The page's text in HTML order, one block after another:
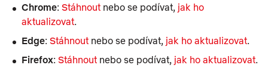
Chrome: Stáhnout nebo se podívat, jak ho
aktualizovat.
Edge: Stáhnout nebo se podívat, jak ho aktualizovat.
Firefox: Stáhnout nebo se podívat, jak ho aktualizovat.